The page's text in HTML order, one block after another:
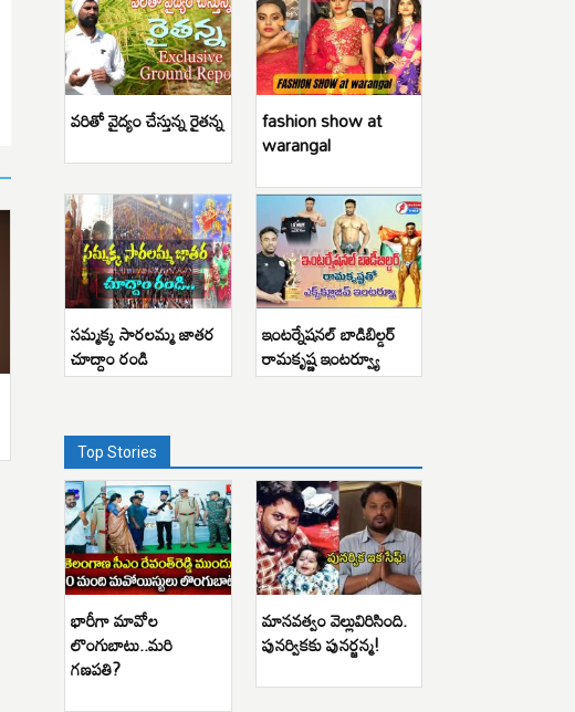
వరితో వైద్యం చేస్తున్న రైతన్న fashion show at
warangal
సమ్మక్క సారలమ్మ జాతర
చూద్దాం రండి
ఇంటర్నేషనల్ బాడిబిల్డర్
రామకృష్ణ ఇంటర్వ్యూ
Top Stories
భారీగా మావోల
లొంగుబాటు..మరి
గణపతి?
మానవత్వం వెల్లువిరిసింది.
పునర్వికకు పునర్జన్మ!